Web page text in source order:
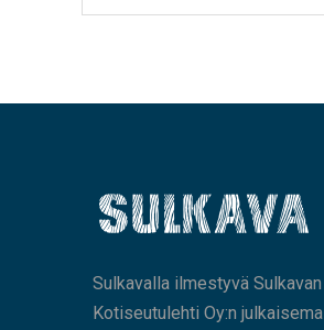
Sulkavalla ilmestyvä Sulkavan
Kotiseutulehti Oy:n julkaisema